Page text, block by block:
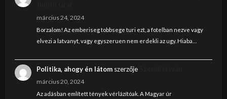
március 24, 2024
Borzalom! Az emberiseg tobbsege turi ezt, a fotelban nezve vagy
elvezi a latvanyt, vagy egyszeruen nem erdekli az ugy. Hiaba…
Politika, ahogy én látomszerzője
március 20, 2024
Az adásban említett tények vérlázítóak. A Magyar úr